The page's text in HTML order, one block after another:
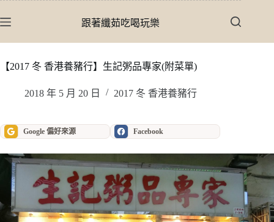
至
內
跟著纖茹吃喝玩樂
【2017 冬 香港養豬行】生記粥品專家(附菜單)
2018 年 5 月 20 日 2017 冬 香港養豬行
Google 偏好來源 Facebook